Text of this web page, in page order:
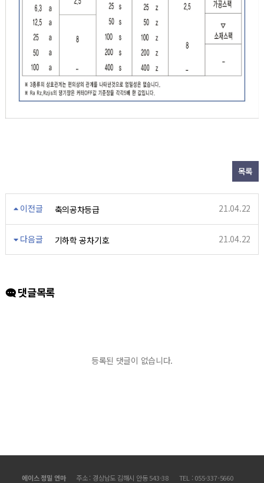
목록
이전글 축의공차등급 21.04.22
다음글 기하학 공차기호 21.04.22
댓글목록
등록된 댓글이 없습니다.
에이스 정밀 연마 주소 : 경상남도 김해시 안동 543-38
TEL : 055-337-5660